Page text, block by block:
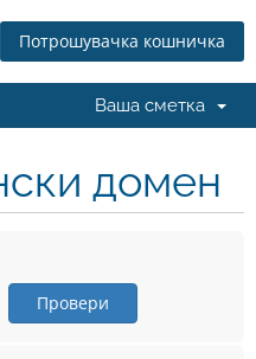
Потрошувачка кошничка
Ваша сметка
домен
Провери